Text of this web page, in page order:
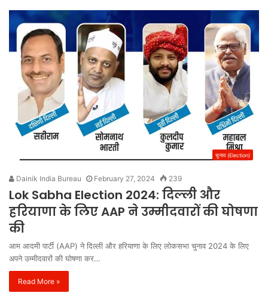
चुनाव (Election)
Dainik India Bureau February 27, 2024 239
Lok Sabha Election 2024: दिल्ली और
हरियाणा के लिए AAP ने उम्मीदवारों की घोषणा
की
आम आदमी पार्टी (AAP) ने दिल्ली और हरियाणा के लिए लोकसभा चुनाव 2024 के लिए
अपने उम्मीदवारों की घोषणा कर…
Read More »